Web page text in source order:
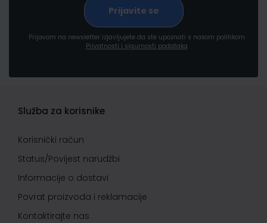
Prijavom na newsletter izjavljujete da ste upoznati s našom politikom
Privatnosti i sigurnosti podataka
Služba za korisnike
Korisnički račun
Status/Povijest narudžbi
Informacije o dostavi
Povrat proizvoda i reklamacije
Kontaktirajte nas